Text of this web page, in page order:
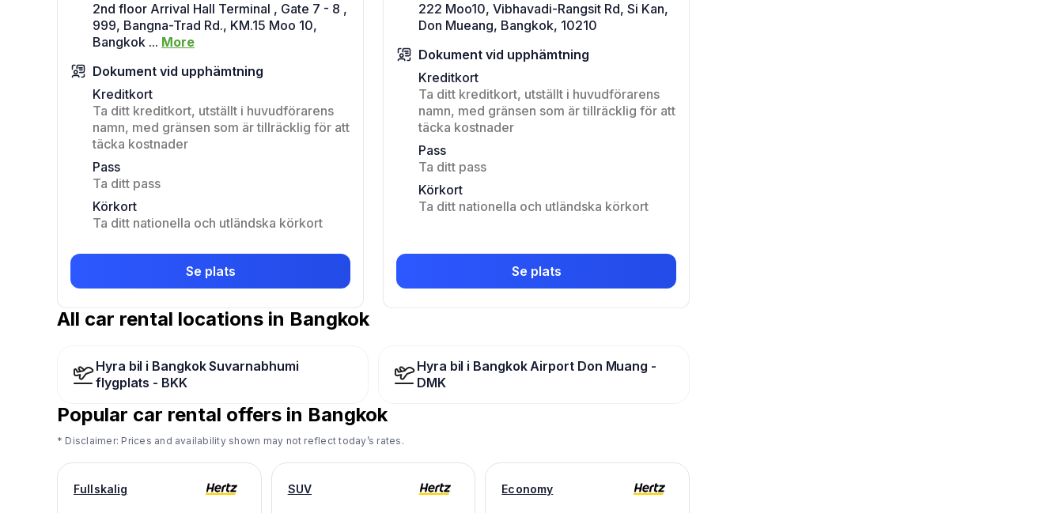
2nd floor Arrival Hall Terminal , Gate 7 - 8 ,
999, Bangna-Trad Rd., KM.15 Moo 10,
Bangkok ... More
Dokument vid upphämtning
Kreditkort
Ta ditt kreditkort, utställt i huvudförarens
namn, med gränsen som är tillräcklig för att
täcka kostnader
Pass
Ta ditt pass
Körkort
Ta ditt nationella och utländska körkort
Se plats
222 Moo10, Vibhavadi-Rangsit Rd, Si Kan,
Don Mueang, Bangkok, 10210
Dokument vid upphämtning
Kreditkort
Ta ditt kreditkort, utställt i huvudförarens
namn, med gränsen som är tillräcklig för att
täcka kostnader
Pass
Ta ditt pass
Körkort
Ta ditt nationella och utländska körkort
Se plats
All car rental locations in Bangkok
Hyra bil i Bangkok Suvarnabhumi
flygplats - BKK
Hyra bil i Bangkok Airport Don Muang -
DMK
Popular car rental offers in Bangkok
* Disclaimer: Prices and availability shown may not reflect today’s rates.
Fullskalig SUV Economy